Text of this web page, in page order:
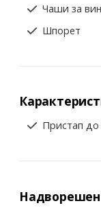
Чаши за
Шпорет
Пристап
Надворешен